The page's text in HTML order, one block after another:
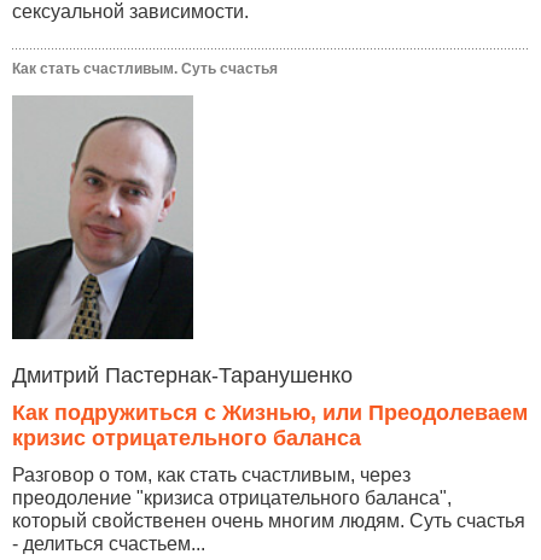
сексуальной зависимости.
Как стать счастливым. Суть счастья
Дмитрий Пастернак-Таранушенко
Как подружиться с Жизнью, или Преодолеваем
кризис отрицательного баланса
Разговор о том, как стать счастливым, через
преодоление "кризиса отрицательного баланса",
который свойственен очень многим людям. Суть счастья
- делиться счастьем...